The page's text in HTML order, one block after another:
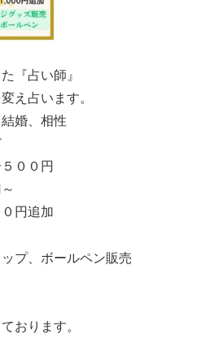
『占い師』
え占います。
婚、相性
００円
円追加
プ、ボールペン販売
おります。